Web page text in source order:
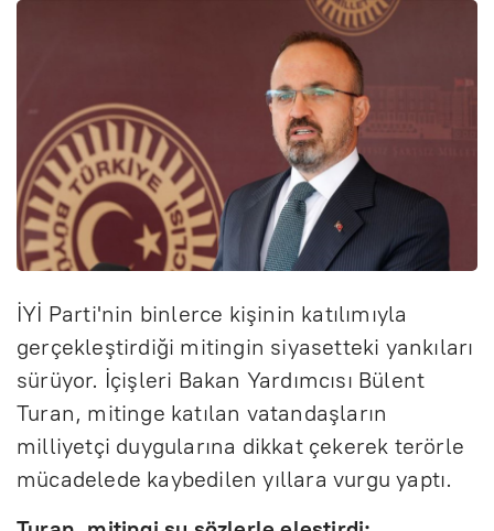
İYİ Parti'nin binlerce kişinin katılımıyla
gerçekleştirdiği mitingin siyasetteki yankıları
sürüyor. İçişleri Bakan Yardımcısı Bülent
Turan, mitinge katılan vatandaşların
milliyetçi duygularına dikkat çekerek terörle
mücadelede kaybedilen yıllara vurgu yaptı.